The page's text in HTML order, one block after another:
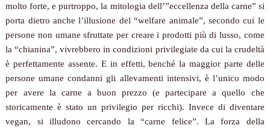
molto forte, e purtroppo, la mitologia dell’”eccellenza della carne” si
porta dietro anche l’illusione del “welfare animale”, secondo cui le
persone non umane sfruttate per creare i prodotti più di lusso, come
la “chianina”, vivrebbero in condizioni privilegiate da cui la crudeltà
è perfettamente assente. E in effetti, benché la maggior parte delle
persone umane condanni gli allevamenti intensivi, è l’unico modo
per avere la carne a buon prezzo (e partecipare a quello che
storicamente è stato un privilegio per ricchi). Invece di diventare
vegan, si illudono cercando la “carne felice”. La forza della